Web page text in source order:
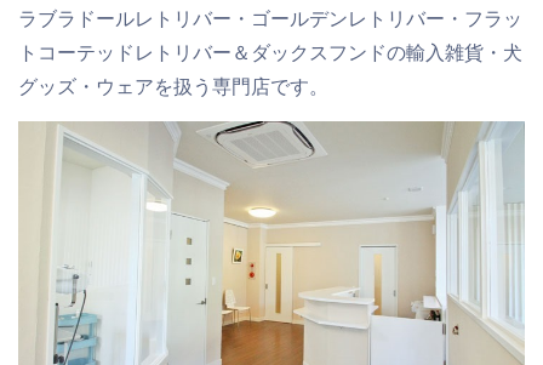
ラブラドールレトリバー・ゴールデンレトリバー・フラッ
トコーテッドレトリバー＆ダックスフンドの輸入雑貨・犬
グッズ・ウェアを扱う専門店です。